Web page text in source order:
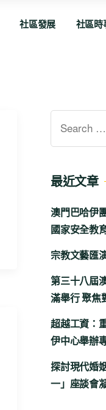
社區發展 社區時
最近文章
澳門巴哈伊
國家安全教
宗教文藝匯
第三十八屆
滿舉行 聚焦
超越工資：
伊中心舉辦
探討現代婚
一」座談會